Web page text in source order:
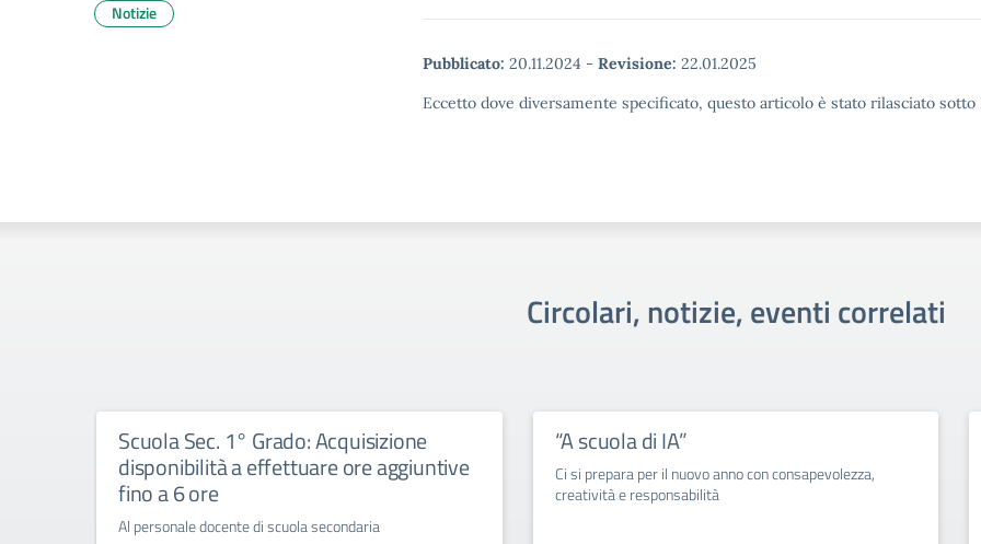
Pubblicato: 20.11.2024 - Revisione: 22.01.2025
Eccetto dove diversamente specificato, questo articolo è stato rilasciato
Notizie
Circolari, notizie, eventi correlati
Scuola Sec. 1° Grado: Acquisizione
disponibilità a effettuare ore aggiuntive
fino a 6 ore
Al personale docente di scuola secondaria
“A scuola di IA”
Ci si prepara per il nuovo anno con consapevolezza,
creatività e responsabilità